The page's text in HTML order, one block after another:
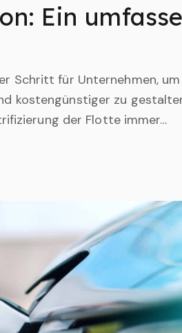
Ein
Schritt für Unternehmen,
kostengünstiger zu
der Flotte immer…